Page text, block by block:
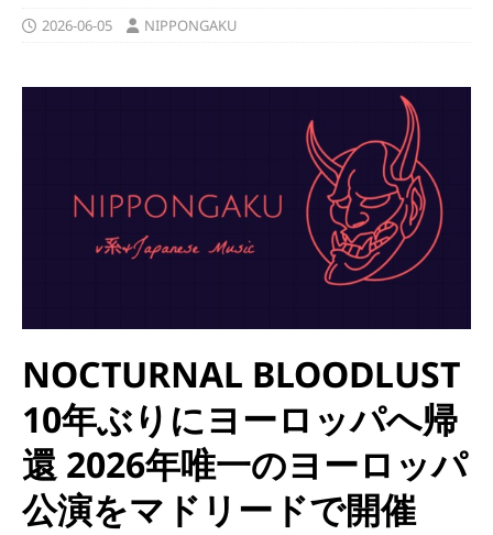
2026-06-05 NIPPONGAKU
NOCTURNAL BLOODLUST
10年ぶりにヨーロッパへ帰
還 2026年唯一のヨーロッパ
公演をマドリードで開催